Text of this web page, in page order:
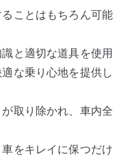
ことはもちろん可能
と適切な道具を使用
な乗り心地を提供し
取り除かれ、車内全
をキレイに保つだけ